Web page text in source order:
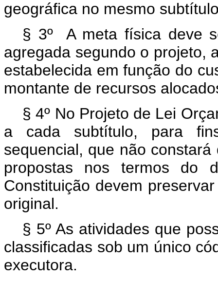
geográfica no mesmo
§ 3º A meta física deve
agregada segundo o projeto,
estabelecida em função do
montante de recursos
§ 4º No Projeto de Lei
a cada subtítulo, para
sequencial, que não
propostas nos termos
Constituição devem
original.
§ 5º As atividades que
classificadas sob um único
executora.